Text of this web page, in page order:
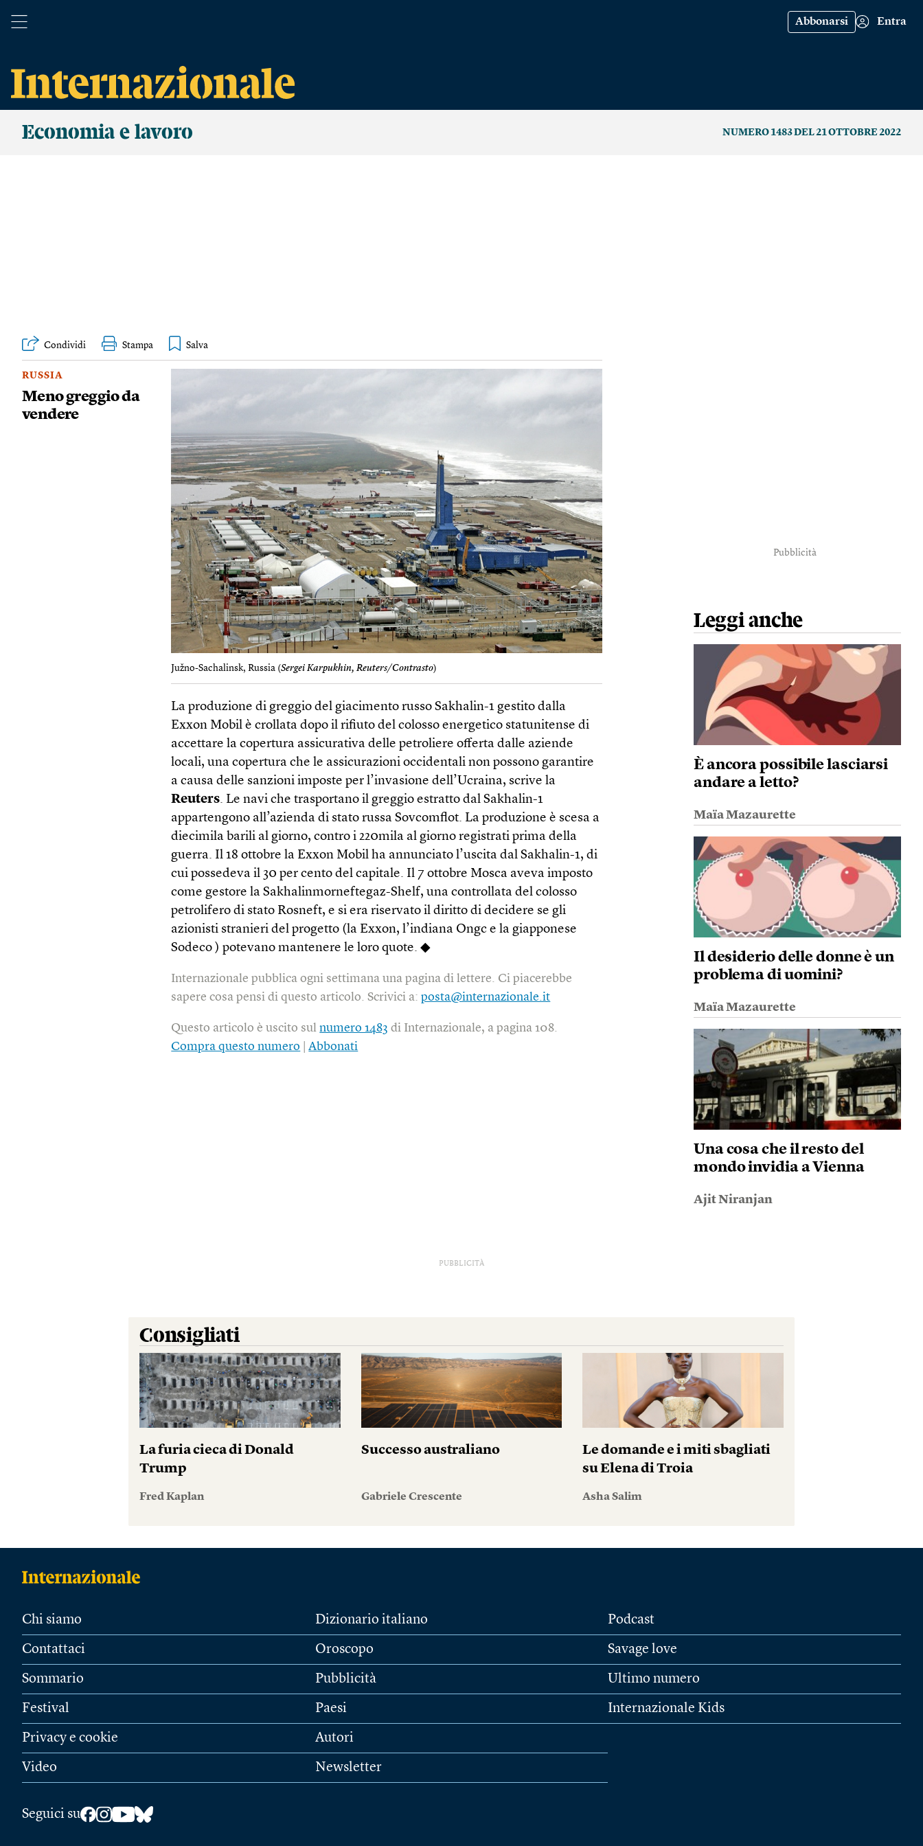
Abbonarsi Entra
Economia e lavoro NUMERO 1483 DEL 21 OTTOBRE 2022
Condividi Stampa
RUSSIA
Meno greggio da
vendere
Južno-Sachalinsk, Russia (Sergei Karpukhin, Reuters/Contrasto)
La produzione di greggio del giacimento russo Sakhalin-1 gestito dalla
Exxon Mobil è crollata dopo il rifiuto del colosso energetico statunitense di
accettare la copertura assicurativa delle petroliere offerta dalle aziende
locali, una copertura che le assicurazioni occidentali non possono garantire
a causa delle sanzioni imposte per l’invasione dell’Ucraina, scrive la
Reuters. Le navi che trasportano il greggio estratto dal Sakhalin-1
appartengono all’azienda di stato russa Sovcomflot. La produzione è scesa a
diecimila barili al giorno, contro i 220mila al giorno registrati prima della
guerra. Il 18 ottobre la Exxon Mobil ha annunciato l’uscita dal Sakhalin-1, di
cui possedeva il 30 per cento del capitale. Il 7 ottobre Mosca aveva imposto
come gestore la Sakhalinmorneftegaz-Shelf, una controllata del colosso
petrolifero di stato Rosneft, e si era riservato il diritto di decidere se gli
azionisti stranieri del progetto (la Exxon, l’indiana Ongc e la giapponese
Sodeco ) potevano mantenere le loro quote. ◆
Internazionale pubblica ogni settimana una pagina di lettere. Ci piacerebbe
sapere cosa pensi di questo articolo. Scrivici a:posta@internazionale.it
Questo articolo è uscito sulnumero 1483 di Internazionale, a pagina 108.
Compra questo numero |Abbonati
Pubblicità
Leggi anche
È ancora possibile lasciarsi
andare a letto?
Maïa Mazaurette
Il desiderio delle donne è un
problema di uomini?
Maïa Mazaurette
Una cosa che il resto del
mondo invidia a Vienna
Ajit Niranjan
PUBBLICITÀ
Consigliati
La furia cieca di Donald
Trump
Fred Kaplan
Successo australiano
Gabriele Crescente
Le domande e i miti sbagliati
su Elena di Troia
Asha Salim
Chi siamo
Contattaci
Sommario
Festival
Privacy e cookie
Video
Dizionario italiano
Oroscopo
Pubblicità
Paesi
Autori
Newsletter
Podcast
Savage love
Ultimo numero
Internazionale Kids
Seguici su